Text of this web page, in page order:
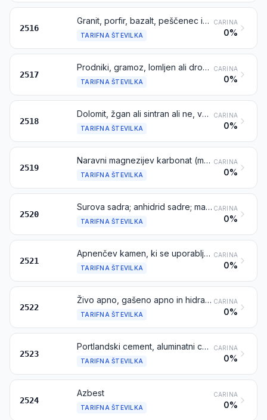
2516
Granit, porfir, bazalt, peščenec in drug kamen za spomenike ali gradbeništvo, tudi grobo klesani ali razžagani ali kako drugače razrezani v kvadratne ali pravokotne bloke ali plošče
TARIFNA ŠTEVILKA
CARINA
0%
2517
Prodniki, gramoz, lomljen ali drobljen kamen, ki se navadno uporabljajo kot agregati za beton, za nasipanje cest ali železniških prog ali za druga nasipanja, prodniki in kremen, vključno termično obdelani; makadam iz žlindre, troske in podobnih industrijskih odpadkov, vključno mešani z materiali iz prvega dela te tarifne številke; termakadam; drobljenec, odlomki in prah iz kamna iz tarifne številke 2515 ali 2516, vključno termično obdelani
TARIFNA ŠTEVILKA
CARINA
0%
2518
Dolomit, žgan ali sintran ali ne, vključno z grobo klesanim ali razžaganim ali kako drugače razrezanim v kvadratne ali pravokotne bloke ali plošče
TARIFNA ŠTEVILKA
CARINA
0%
2519
Naravni magnezijev karbonat (magnezit); taljeni magnezijev oksid; mrtvopečen (sintran) magnezijev oksid z majhnimi količinami drugih oksidov, dodanih pred sintranjem, ali brez njih; drugi magnezijevi oksidi, čisti ali nečisti
TARIFNA ŠTEVILKA
CARINA
0%
2520
Surova sadra; anhidrid sadre; mavec (ki sestoji iz žgane sadre ali kalcijevega sulfata), barvan ali nebarvan, z majhnimi količinami pospeševalcev ali zaviralcev vezanja ali brez njih
TARIFNA ŠTEVILKA
CARINA
0%
2521
Apnenčev kamen, ki se uporablja kot talilo; apnenčev kamen in druge apnenčaste kamenine, ki se uporabljajo za proizvodnjo apna in cementa
TARIFNA ŠTEVILKA
CARINA
0%
2522
Živo apno, gašeno apno in hidravlično apno, razen kalcijevega oksida in hidroksida iz tarifne številke 2825
TARIFNA ŠTEVILKA
CARINA
0%
2523
Portlandski cement, aluminatni cement, žlindrani cement, supersulfatni cement in podobni hidravlični cementi, vključno barvane ali v obliki klinkerja
TARIFNA ŠTEVILKA
CARINA
0%
2524
Azbest
TARIFNA ŠTEVILKA
CARINA
0%